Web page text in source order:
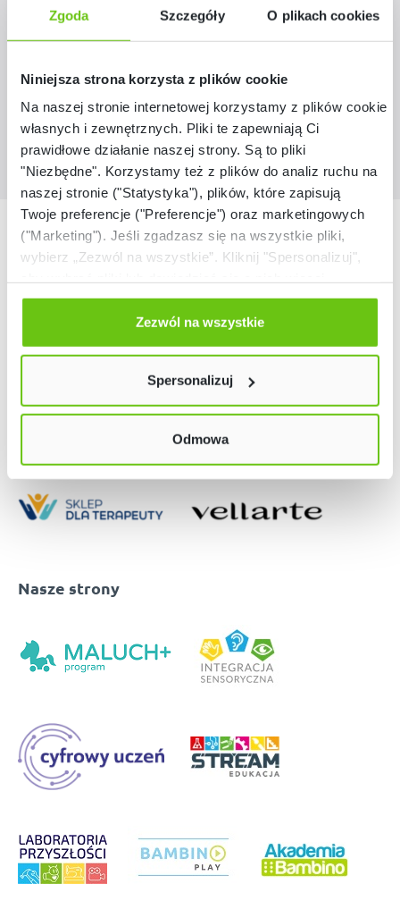
Zgoda Szczegóły O plikach cookies
Niniejsza strona korzysta z plików cookie
Na naszej stronie internetowej korzystamy z plików cookie:
własnych i zewnętrznych. Pliki te zapewniają Ci
prawidłowe działanie naszej strony. Są to pliki
"Niezbędne". Korzystamy też z plików do analiz ruchu na
naszej stronie ("Statystyka"), plików, które zapisują
Twoje preferencje ("Preferencje") oraz marketingowych
("Marketing"). Jeśli zgadzasz się na wszystkie pliki,
wybierz „Zezwól na wszystkie”. Kliknij "Spersonalizuj",
Odmów zgody poprzez przycisk „Odmowa”. Wtedy
użyjemy tylko plików niezbędnych dla naszej strony.
Twój wybór możesz zmienić przez kliknięcie przycisku w
Polityce prywatności
Zezwól na wszystkie
Spersonalizuj
Odmowa
Kod produktu:145110
Nasze marki
Nasze strony